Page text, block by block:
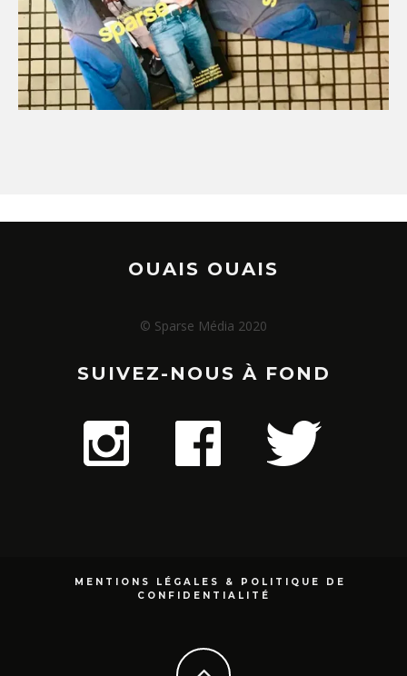
OUAIS OUAIS
© Sparse Média 2020
SUIVEZ-NOUS À FOND
MENTIONS LÉGALES & POLITIQUE DE
CONFIDENTIALITÉ